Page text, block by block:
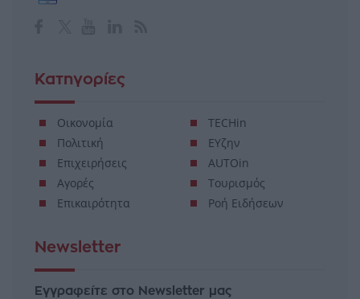
Κατηγορίες
Οικονομία
Πολιτική
Επιχειρήσεις
Αγορές
Επικαιρότητα
TECHin
ΕΥζην
AUTOin
Τουρισμός
Ροή Ειδήσεων
Newsletter
Εγγραφείτε στο Newsletter μας